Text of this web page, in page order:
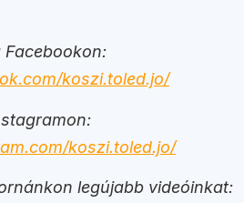
Facebookon:
koszi.toled.jo/
koszi.toled.jo/
legújabb videóinkat: